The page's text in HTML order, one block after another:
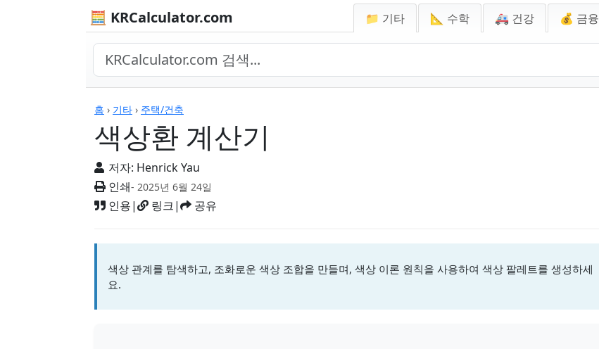
🧮 KRCalculator.com 📁 기타 📐 수학 🚑 건강 💰 금융
홈 › 기타 › 주택/건축
색상환 계산기
저자: Henrick Yau
인쇄- 2025년 6월 24일
인용| 링크| 공유
계산기
색상 관계를 탐색하고, 조화로운 색상 조합을 만들며, 색상 이론 원칙을 사용하여 색상 팔레트를 생성하세
요.